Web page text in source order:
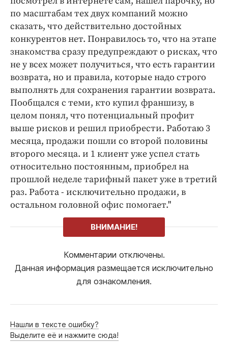
по масштабам тех двух компаний можно
сказать, что действительно достойных
конкурентов нет. Понравилось то, что на этапе
знакомства сразу предупреждают о рисках, что
не у всех может получиться, что есть гарантии
возврата, но и правила, которые надо строго
выполнять для сохранения гарантии возврата.
Пообщался с теми, кто купил франшизу, в
целом понял, что потенциальный профит
выше рисков и решил приобрести. Работаю 3
месяца, продажи пошли со второй половины
второго месяца. и 1 клиент уже успел стать
относительно постоянным, приобрел на
прошлой неделе тарифный пакет уже в третий
раз. Работа - исключительно продажи, в
остальном головной офис помогает."
ВНИМАНИЕ!
Комментарии отключены.
Данная информация размещается исключительно
для ознакомления.
Нашли в тексте ошибку?
Выделите её и нажмите сюда!